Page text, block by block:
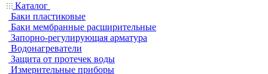
Каталог
Баки пластиковые
Баки мембранные расширительные
Запорно-регулирующая арматура
Водонагреватели
Защита от протечек воды
Измерительные приборы